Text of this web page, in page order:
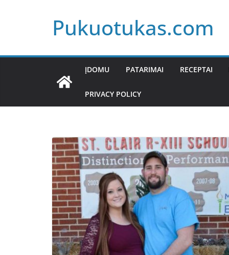
Pukuotukas.com
ĮDOMU PATARIMAI RECEPTAI
PRIVACY POLICY